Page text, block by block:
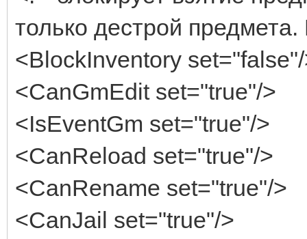
только дестрой
<BlockInventory
<CanGmEdit set="true"/>
<IsEventGm set="true"/>
<CanReload set="true"/>
<CanRename set="true"/>
<CanJail set="true"/>